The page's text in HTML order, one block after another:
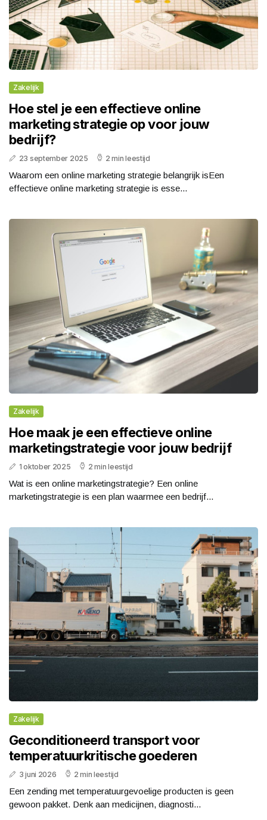
Zakelijk
Hoe stel je een effectieve online
marketing strategie op voor jouw
bedrijf?
23 september 2025 2 min leestijd
Waarom een online marketing strategie belangrijk isEen
effectieve online marketing strategie is esse...
Zakelijk
Hoe maak je een effectieve online
marketingstrategie voor jouw bedrijf
1 oktober 2025 2 min leestijd
Wat is een online marketingstrategie? Een online
marketingstrategie is een plan waarmee een bedrijf...
Zakelijk
Geconditioneerd transport voor
temperatuurkritische goederen
3 juni 2026 2 min leestijd
Een zending met temperatuurgevoelige producten is geen
gewoon pakket. Denk aan medicijnen, diagnosti...